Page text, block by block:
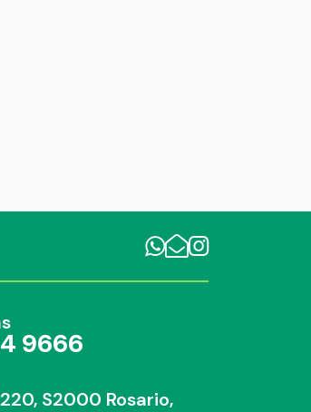
9666
S2000 Rosario,